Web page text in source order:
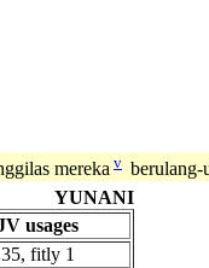
mereka v berulang-
YUNANI
usages
fitly 1